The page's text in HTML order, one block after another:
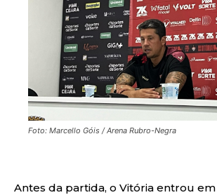
Foto: Marcello Góis / Arena Rubro-Negra
Antes da partida, o Vitória entrou